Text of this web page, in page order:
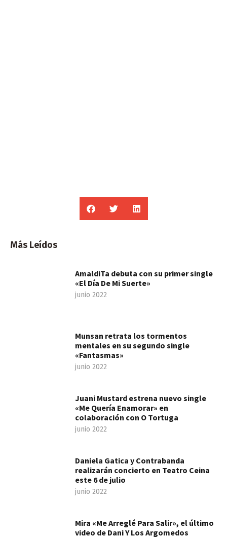
Más Leídos
AmaldiTa debuta con su primer single
«El Día De Mi Suerte»
junio 2022
Munsan retrata los tormentos
mentales en su segundo single
«Fantasmas»
junio 2022
Juani Mustard estrena nuevo single
«Me Quería Enamorar» en
colaboración con O Tortuga
junio 2022
Daniela Gatica y Contrabanda
realizarán concierto en Teatro Ceina
este 6 de julio
junio 2022
Mira «Me Arreglé Para Salir», el último
video de Dani Y Los Argomedos